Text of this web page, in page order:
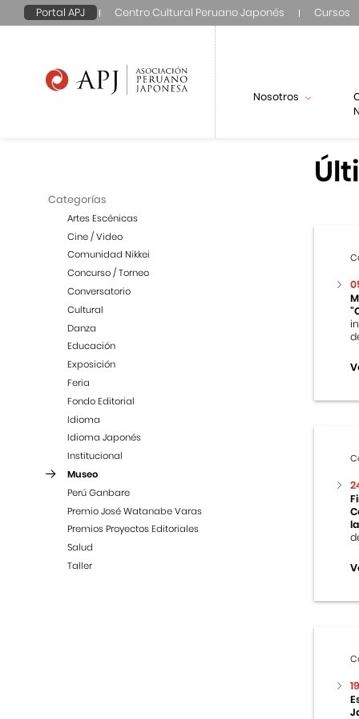
Portal APJ Centro Cultural Peruano Japonés Cursos
Nosotros
Categorías
Artes Escénicas
Cine / Video
Comunidad Nikkei
Concurso / Torneo
Conversatorio
Cultural
Danza
Educación
Exposición
Feria
Fondo Editorial
Idioma
Idioma Japonés
Institucional
Museo
Perú Ganbare
Premio José Watanabe Varas
Premios Proyectos Editoriales
Salud
Taller